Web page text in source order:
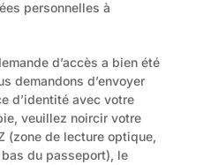
d’accès a bien été
demandons d’envoyer
d’identité avec votre
veuillez noircir votre
(zone de lecture optique,
du passeport), le